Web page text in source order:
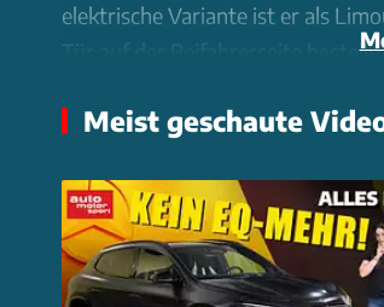
elektrische Variante ist er als
Tür auf der Beifahrerseite
Meist geschaute